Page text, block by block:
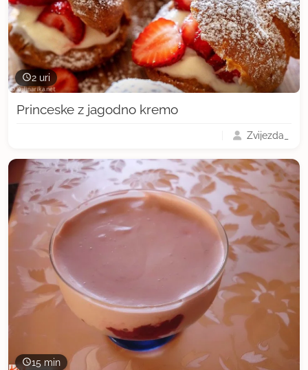
2 uri
Princeske z jagodno kremo
Zvijezda_
15 min